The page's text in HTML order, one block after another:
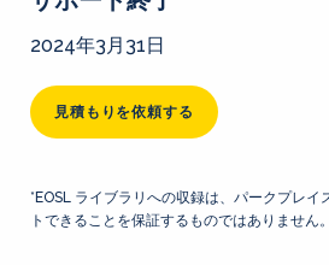
2024年3月31日
見積もりを依頼する
*EOSL ライブラリへの収録は、パークプレイ
トできることを保証するものではありません。